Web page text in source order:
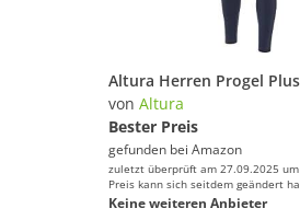
von Altura
Bester Preis
gefunden bei Amazon
zuletzt überprüft am 27.09.2025
Preis kann sich seitdem geändert
Keine weiteren Anbieter